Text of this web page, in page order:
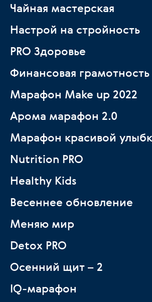
Чайная мастерская
Настрой на стройность
PRO Здоровье
Финансовая грамотность
Марафон Make up 2022
Арома марафон 2.0
Марафон красивой
Nutrition PRO
Healthy Kids
Весеннее обновление
Меняю мир
Detox PRO
Осенний щит – 2
IQ-марафон